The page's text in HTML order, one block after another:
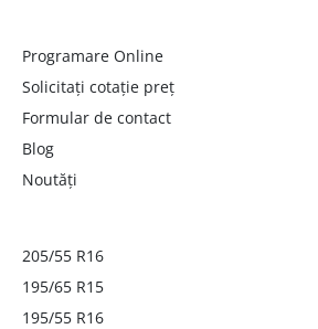
Programare Online
Solicitați cotație preț
Formular de contact
Blog
Noutăți
205/55 R16
195/65 R15
195/55 R16